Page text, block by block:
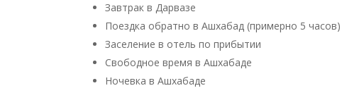
Завтрак в Дарвазе
Поездка обратно в Ашхабад (примерно 5 часов)
Заселение в отель по прибытии
Свободное время в Ашхабаде
Ночевка в Ашхабаде